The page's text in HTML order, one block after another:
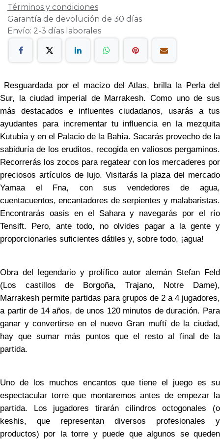
Términos y condiciones
Garantía de devolución de 30 días
Envío: 2-3 días laborales
Resguardada por el macizo del Atlas, brilla la Perla del
Sur, la ciudad imperial de Marrakesh. Como uno de sus
más destacados e influentes ciudadanos, usarás a tus
ayudantes para incrementar tu influencia en la mezquita
Kutubía y en el Palacio de la Bahía. Sacarás provecho de la
sabiduría de los eruditos, recogida en valiosos pergaminos.
Recorrerás los zocos para regatear con los mercaderes por
preciosos artículos de lujo. Visitarás la plaza del mercado
Yamaa el Fna, con sus vendedores de agua,
cuentacuentos, encantadores de serpientes y malabaristas.
Encontrarás oasis en el Sahara y navegarás por el río
Tensift. Pero, ante todo, no olvides pagar a la gente y
proporcionarles suficientes dátiles y, sobre todo, ¡agua!
Obra del legendario y prolífico autor alemán Stefan Feld
(Los castillos de Borgoña, Trajano, Notre Dame),
Marrakesh permite partidas para grupos de 2 a 4 jugadores,
a partir de 14 años, de unos 120 minutos de duración. Para
ganar y convertirse en el nuevo Gran muftí de la ciudad,
hay que sumar más puntos que el resto al final de la
partida.
Uno de los muchos encantos que tiene el juego es su
espectacular torre que montaremos antes de empezar la
partida. Los jugadores tirarán cilindros octogonales (o
keshis, que representan diversos profesionales y
productos) por la torre y puede que algunos se queden